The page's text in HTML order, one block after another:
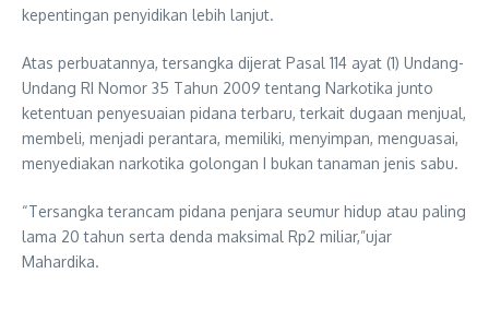
kepentingan penyidikan lebih lanjut.
Atas perbuatannya, tersangka dijerat Pasal 114 ayat (1) Undang-
Undang RI Nomor 35 Tahun 2009 tentang Narkotika junto
ketentuan penyesuaian pidana terbaru, terkait dugaan menjual,
membeli, menjadi perantara, memiliki, menyimpan, menguasai,
menyediakan narkotika golongan I bukan tanaman jenis sabu.
“Tersangka terancam pidana penjara seumur hidup atau paling
lama 20 tahun serta denda maksimal Rp2 miliar,”ujar
Mahardika.